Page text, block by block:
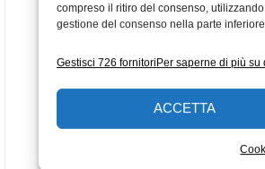
compreso il ritiro del consenso,
gestione del consenso nella parte
Gestisci 726 fornitoriPer saperne di più su
ACCETTA